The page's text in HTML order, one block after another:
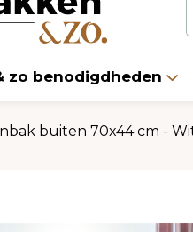
zo benodigdheden
buiten 70x44 cm -